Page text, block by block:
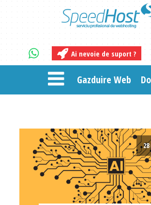
Ai nevoie de suport ?
Gazduire Web